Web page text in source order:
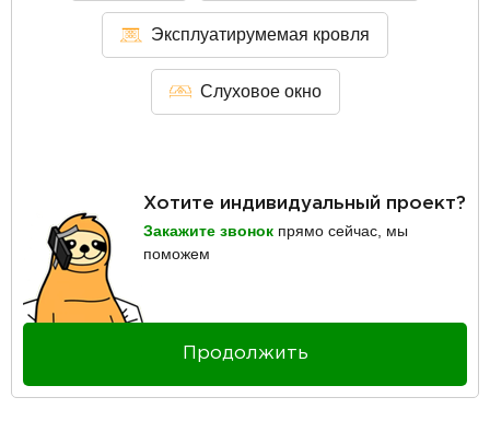
Эксплуатирумемая кровля
Слуховое окно
Хотите индивидуальный проект?
Закажите звонок прямо сейчас, мы
поможем
Продолжить